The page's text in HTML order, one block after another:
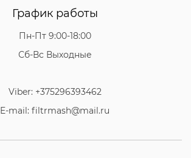
График работы
Пн-Пт 9:00-18:00
Сб-Вс Выходные
Viber: +375296393462
E-mail: filtrmash@mail.ru